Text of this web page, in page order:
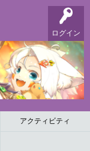
ログイン
アクティビティ